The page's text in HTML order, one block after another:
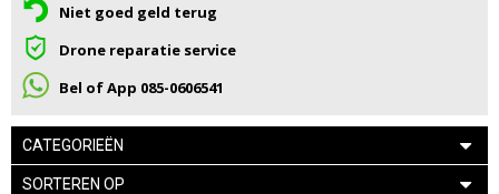
Niet goed geld terug
Drone reparatie service
Bel of App 085-0606541
CATEGORIEËN
SORTEREN OP